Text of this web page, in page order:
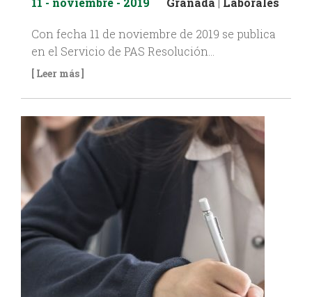
Con fecha 11 de noviembre de 2019 se publica
en el Servicio de PAS Resolución…
[ Leer más ]